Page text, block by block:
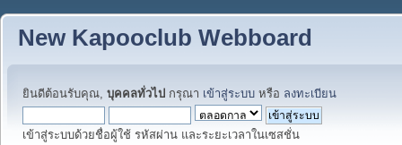
New Kapooclub Webboard
ยินดีต้อนรับคุณ, บุคคลทั่วไป กรุณา เข้าสู่ระบบ หรือ ลงทะเบียน
เข้าสู่ระบบด้วยชื่อผู้ใช้ รหัสผ่าน และระยะเวลาในเซสชั่น